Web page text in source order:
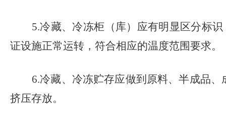
5.冷藏、冷冻柜（库）应有明显区分标
证设施正常运转，符合相应的温度范围要求。
6.冷藏、冷冻贮存应做到原料、半成品
挤压存放。